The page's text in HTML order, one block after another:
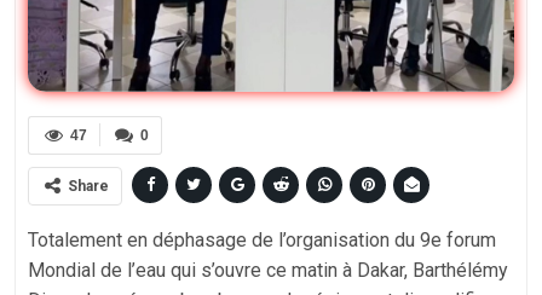
0
47
Share
Totalement en déphasage de l’organisation du 9e forum
Mondial de l’eau qui s’ouvre ce matin à Dakar, Barthélémy